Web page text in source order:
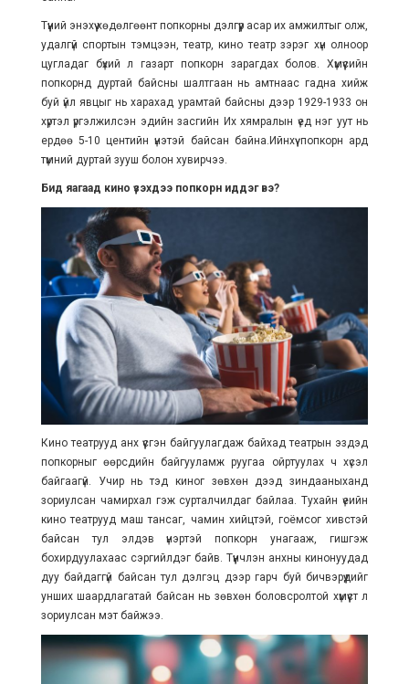
Түүний энэхүү хөдөлгөөнт попкорны дэлгүүр асар их амжилтыг олж,
удалгүй спортын тэмцээн, театр, кино театр зэрэг хүн олноор
цугладаг бүхий л газарт попкорн зарагдах болов. Хүмүүсийн
попкорнд дуртай байсны шалтгаан нь амтнаас гадна хийж
буй үйл явцыг нь харахад урамтай байсны дээр 1929-1933 он
хүртэл үргэлжилсэн эдийн засгийн Их хямралын үед нэг уут нь
ердөө 5-10 центийн үнэтэй байсан байна.Ийнхүү попкорн ард
түмний дуртай зууш болон хувирчээ.
Бид яагаад кино үзэхдээ попкорн иддэг вэ?
Кино театрууд анх үүсгэн байгуулагдаж байхад театрын эздэд
попкорныг өөрсдийн байгууламж руугаа ойртуулах ч хүсэл
байгаагүй. Учир нь тэд киног зөвхөн дээд зиндааныханд
зориулсан чамирхал гэж сурталчилдаг байлаа. Тухайн үеийн
кино театрууд маш тансаг, чамин хийцтэй, гоёмсог хивстэй
байсан тул элдэв үнэртэй попкорн унагааж, гишгэж
бохирдуулахаас сэргийлдэг байв. Түүнчлэн анхны кинонуудад
дуу байдаггүй байсан тул дэлгэц дээр гарч буй бичвэрүүдийг
унших шаардлагатай байсан нь зөвхөн боловсролтой хүмүүст л
зориулсан мэт байжээ.